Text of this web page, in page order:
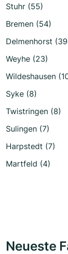
Stuhr (55)
Bremen (54)
Delmenhorst
Weyhe (23)
Wildeshausen
Syke (8)
Twistringen (8)
Sulingen (7)
Harpstedt (7)
Martfeld (4)
Neueste